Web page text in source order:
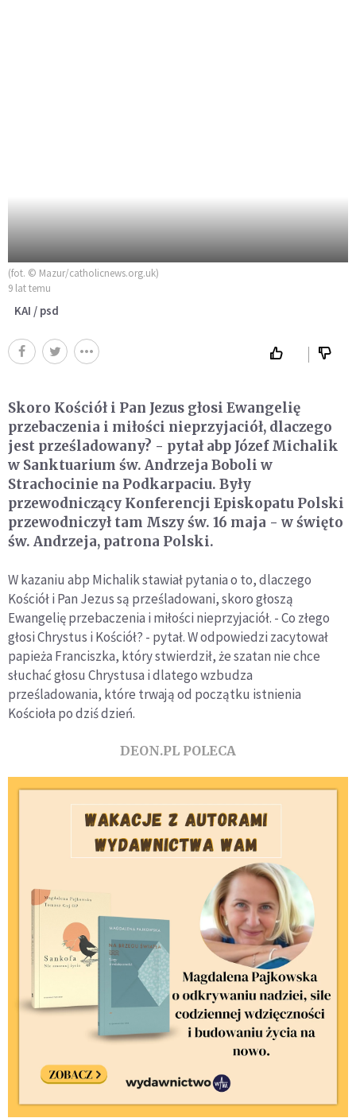
(fot. © Mazur/catholicnews.org.uk)
9 lat temu
KAI / psd
Skoro Kościół i Pan Jezus głosi Ewangelię
przebaczenia i miłości nieprzyjaciół, dlaczego
jest prześladowany? - pytał abp Józef Michalik
w Sanktuarium św. Andrzeja Boboli w
Strachocinie na Podkarpaciu. Były
przewodniczący Konferencji Episkopatu Polski
przewodniczył tam Mszy św. 16 maja - w święto
św. Andrzeja, patrona Polski.
W kazaniu abp Michalik stawiał pytania o to, dlaczego
Kościół i Pan Jezus są prześladowani, skoro głoszą
Ewangelię przebaczenia i miłości nieprzyjaciół. - Co złego
głosi Chrystus i Kościół? - pytał. W odpowiedzi zacytował
papieża Franciszka, który stwierdził, że szatan nie chce
słuchać głosu Chrystusa i dlatego wzbudza
prześladowania, które trwają od początku istnienia
Kościoła po dziś dzień.
DEON.PL POLECA